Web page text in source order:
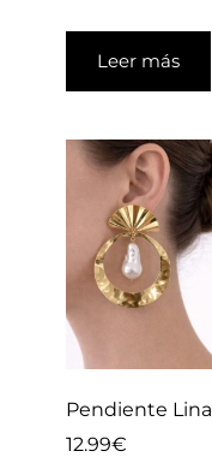
Leer más
Pendiente Lina
12.99€